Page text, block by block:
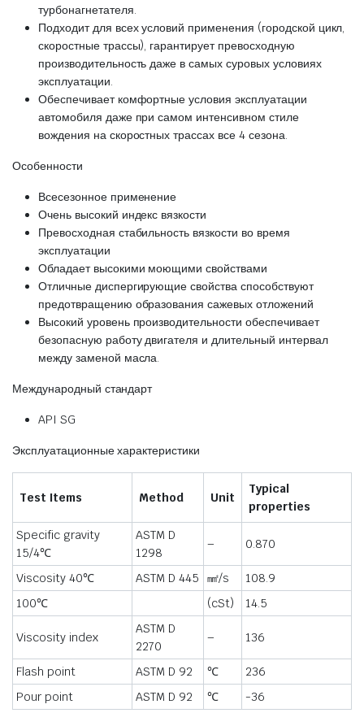
турбонагнетателя.
Подходит для всех условий применения (городской цикл,
скоростные трассы), гарантирует превосходную
производительность даже в самых суровых условиях
эксплуатации.
Обеспечивает комфортные условия эксплуатации
автомобиля даже при самом интенсивном стиле
вождения на скоростных трассах все 4 сезона.
Особенности
​Всесезонное применение
Очень высокий индекс вязкости
Превосходная стабильность вязкости во время
эксплуатации
Обладает высокими моющими свойствами
Отличные диспергирующие свойства способствуют
предотвращению образования сажевых отложений
Высокий уровень производительности обеспечивает
безопасную работу двигателя и длительный интервал
между заменой масла.
Международный стандарт
A​PI SG
Эксплуатационные характеристики
Test Items Method Unit
Typical
properties
Specific gravity
15/4℃
ASTM D
1298
– 0.870
Viscosity 40℃ ASTM D 445 ㎟/s
108.9
100℃
(cSt) 14.5
Viscosity index
ASTM D
2270
– 136
Flash point ASTM D 92 ℃
236
Pour point
ASTM D 92 ℃ -36